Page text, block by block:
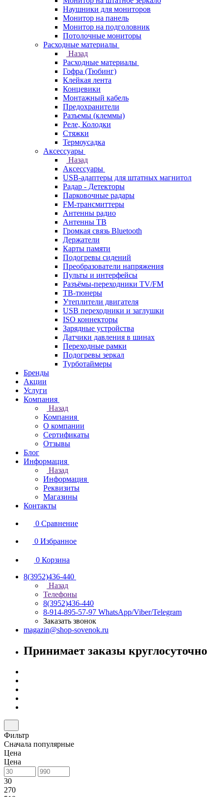
Наушники для мониторов
Монитор на панель
Монитор на подголовник
Потолочные мониторы
Расходные материалы
Назад
Расходные материалы
Гофра (Тюбинг)
Клейкая лента
Концевики
Монтажный кабель
Предохранители
Разъемы (клеммы)
Реле, Колодки
Стяжки
Термоусадка
Аксессуары
Назад
Аксессуары
USB-адаптеры для штатных магнитол
Радар - Детекторы
Парковочные радары
FM-трансмиттеры
Антенны радио
Антенны ТВ
Громкая связь Bluetooth
Держатели
Карты памяти
Подогревы сидений
Преобразователи напряжения
Пульты и интерфейсы
Разъёмы-переходники TV/FM
ТВ-тюнеры
Утеплители двигателя
USB переходники и заглушки
ISO коннекторы
Зарядные устройства
Датчики давления в шинах
Переходные рамки
Подогревы зеркал
Турботаймеры
Бренды
Акции
Услуги
Компания
Назад
Компания
О компании
Сертификаты
Отзывы
Блог
Информация
Назад
Информация
Реквизиты
Магазины
Контакты
0 Сравнение
0 Избранное
0 Корзина
8(3952)436-440
Назад
Телефоны
8(3952)436-440
8-914-895-57-97 WhatsApp/Viber/Telegram
Заказать звонок
magazin@shop-sovenok.ru
Принимает заказы круглосуточно
Фильтр
Сначала популярные
Цена
Цена
30
270